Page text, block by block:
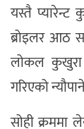
यस्तै
ब्रोइलर आठ
लोकल कुखुरा
गरिएको
सोही क्रममा